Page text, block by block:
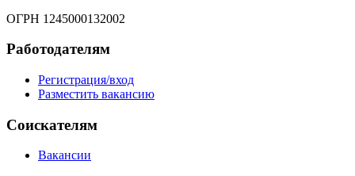
ОГРН 1245000132002
Работодателям
Регистрация/вход
Разместить вакансию
Соискателям
Вакансии